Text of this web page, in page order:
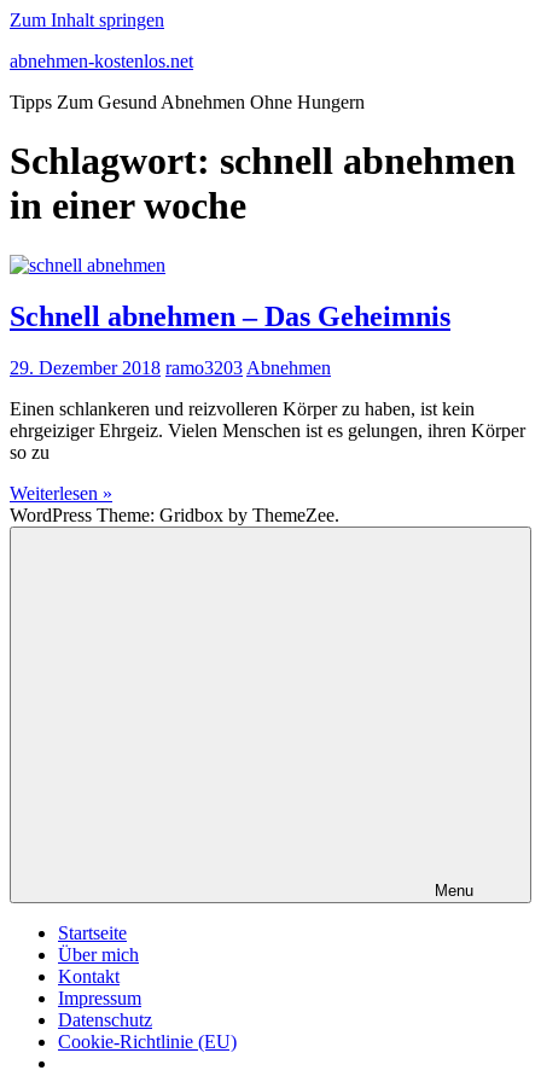
Zum Inhalt springen
abnehmen-kostenlos.net
Tipps Zum Gesund Abnehmen Ohne Hungern
Schlagwort: schnell abnehmen
in einer woche
Schnell abnehmen – Das Geheimnis
29. Dezember 2018 ramo3203 Abnehmen
Einen schlankeren und reizvolleren Körper zu haben, ist kein
ehrgeiziger Ehrgeiz. Vielen Menschen ist es gelungen, ihren Körper
so zu
Weiterlesen »
WordPress Theme: Gridbox by ThemeZee.
Menu
Startseite
Über mich
Kontakt
Impressum
Datenschutz
Cookie-Richtlinie (EU)